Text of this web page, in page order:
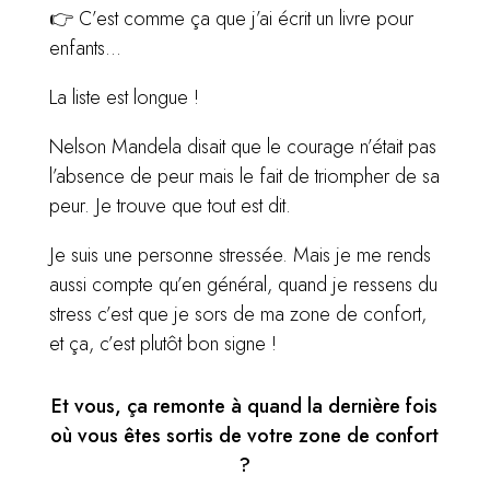
👉 C’est comme ça que j’ai écrit un livre pour
enfants…
La liste est longue !
Nelson Mandela disait que le courage n’était pas
l’absence de peur mais le fait de triompher de sa
peur. Je trouve que tout est dit.
Je suis une personne stressée. Mais je me rends
aussi compte qu’en général, quand je ressens du
stress c’est que je sors de ma zone de confort,
et ça, c’est plutôt bon signe !
Et vous, ça remonte à quand la dernière fois
où vous êtes sortis de votre zone de confort
?